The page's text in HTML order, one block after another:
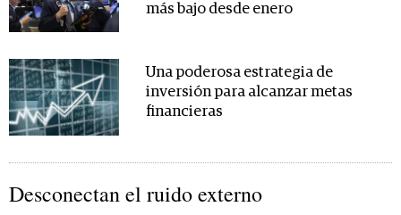
más bajo desde enero
Una poderosa estrategia de
inversión para alcanzar metas
financieras
Desconectan el ruido externo